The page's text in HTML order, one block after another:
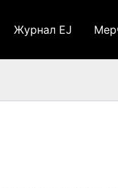
Журнал EJ